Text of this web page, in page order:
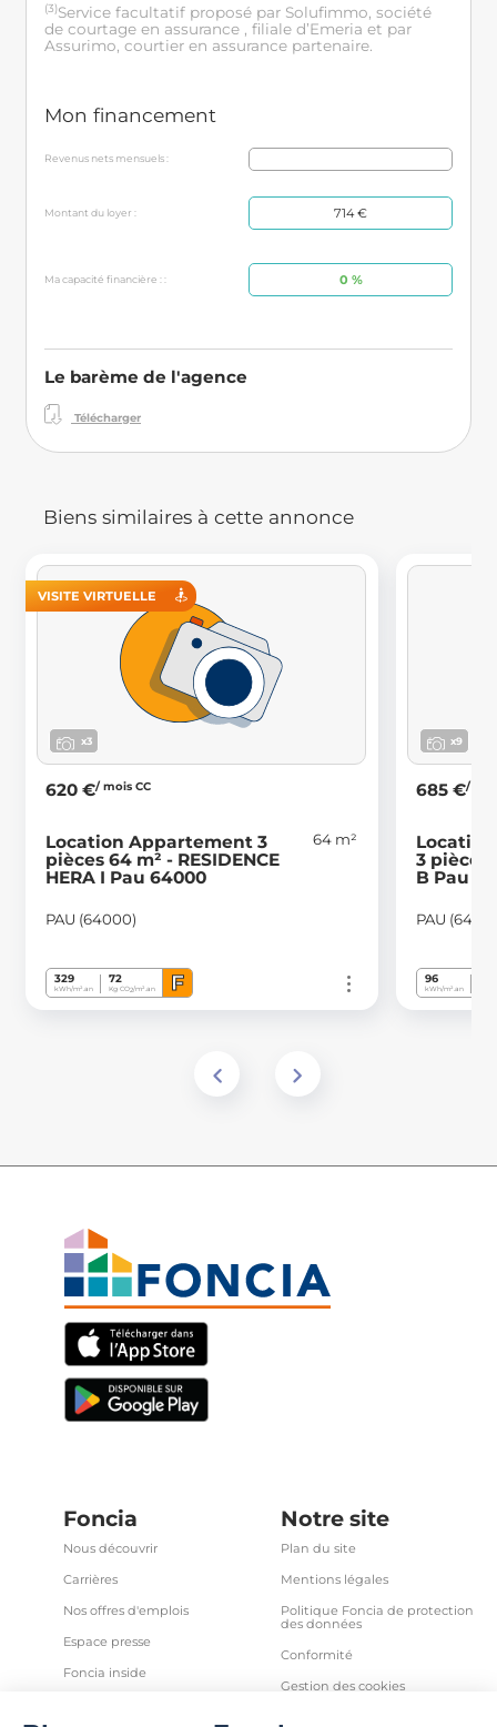
(3)Service facultatif proposé par Solufimmo, société
de courtage en assurance , filiale d’Emeria et par
Assurimo, courtier en assurance partenaire.
Mon financement
Revenus nets mensuels :
Montant du loyer : 714 €
Ma capacité financière : : 0 %
Le barème de l'agence
Télécharger
Biens similaires à cette annonce
VISITE VIRTUELLE
x3
620 €/ mois CC
Location Appartement 3
pièces 64 m² - RESIDENCE
HERA I Pau 64000
64 m²
PAU (64000)
329
kWh/m².an
72
Kg CO2/m².an F
x9
685 €/
3 pièces
B Pau
PAU
96
kWh/m².an
Foncia
Nous découvrir
Carrières
Nos offres d'emplois
Espace presse
Foncia inside
Notre site
Plan du site
Mentions légales
Politique Foncia de protection
des données
Conformité
Gestion des cookies